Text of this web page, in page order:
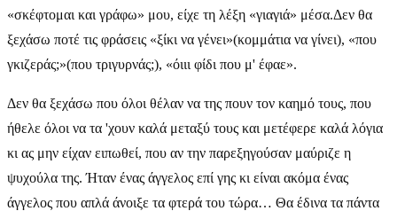
«σκέφτομαι και γράφω» μου, είχε τη λέξη «γιαγιά» μέσα.Δεν θα
ξεχάσω ποτέ τις φράσεις «ξίκι να γένει»(κομμάτια να γίνει), «που
γκιζεράς;»(που τριγυρνάς;), «όιιι φίδι που μ' έφαε».
Δεν θα ξεχάσω που όλοι θέλαν να της πουν τον καημό τους, που
ήθελε όλοι να τα 'χουν καλά μεταξύ τους και μετέφερε καλά λόγια
κι ας μην είχαν ειπωθεί, που αν την παρεξηγούσαν μαύριζε η
ψυχούλα της. Ήταν ένας άγγελος επί γης κι είναι ακόμα ένας
άγγελος που απλά άνοιξε τα φτερά του τώρα… Θα έδινα τα πάντα